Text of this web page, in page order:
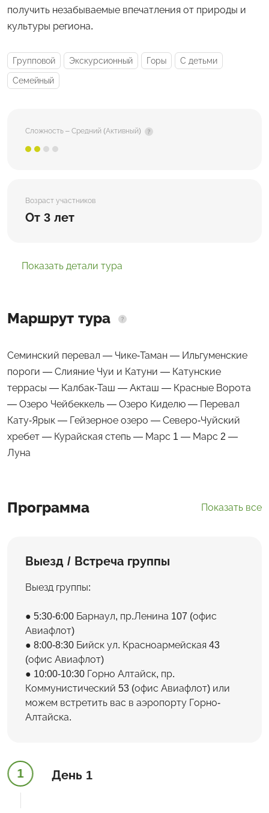
получить незабываемые впечатления от природы и
культуры региона.
Групповой Экскурсионный Горы С детьми
Семейный
Сложность – Средний (Активный)
Возраст участников
От 3 лет
Показать детали тура
Маршрут тура
Семинский перевал — Чике-Таман — Ильгуменские
пороги — Слияние Чуи и Катуни — Катунские
террасы — Калбак-Таш — Акташ — Красные Ворота
— Озеро Чейбеккель — Озеро Киделю — Перевал
Кату-Ярык — Гейзерное озеро — Северо-Чуйский
хребет — Курайская степь — Марс 1 — Марс 2 —
Луна
Программа Показать все
Выезд / Встреча группы
Выезд группы:
5:30-6:00 Барнаул, пр.Ленина 107 (офис
Авиафлот)
8:00-8:30 Бийск ул. Красноармейская 43
(офис Авиафлот)
10:00-10:30 Горно Алтайск, пр.
Коммунистический 53 (офис Авиафлот) или
можем встретить вас в аэропорту Горно-
Алтайска.
1 День 1